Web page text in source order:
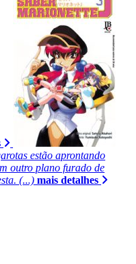
estão aprontando
outro plano furado de
(...) mais detalhes